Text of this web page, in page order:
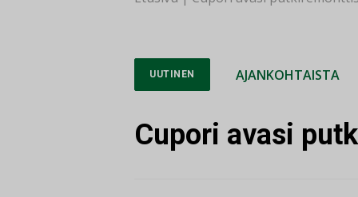
UUTINEN AJANKOHTAISTA
Cupori avasi